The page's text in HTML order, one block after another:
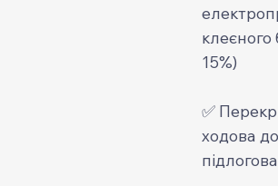
клеєного
15%)
✅
ходова